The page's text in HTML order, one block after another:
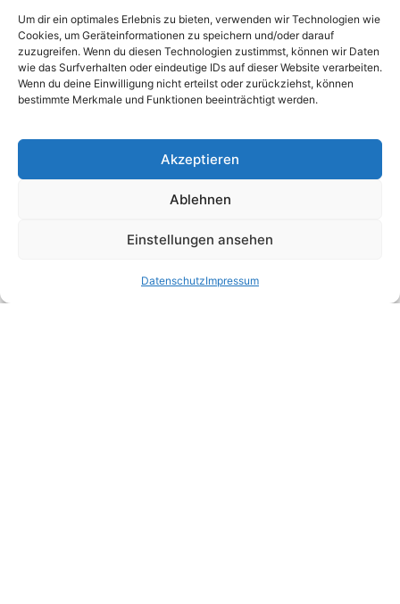
Um dir ein optimales Erlebnis zu bieten, verwenden wir Technologien wie
Cookies, um Geräteinformationen zu speichern und/oder darauf
zuzugreifen. Wenn du diesen Technologien zustimmst, können wir Daten
wie das Surfverhalten oder eindeutige IDs auf dieser Website verarbeiten.
Wenn du deine Einwilligung nicht erteilst oder zurückziehst, können
bestimmte Merkmale und Funktionen beeinträchtigt werden.
Akzeptieren
Ablehnen
Einstellungen ansehen
DatenschutzImpressum
Next Level Career
Online-Coaching 60 Minuten
Impressum